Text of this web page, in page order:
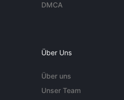
DMCA
Über Uns
Über uns
Unser Team